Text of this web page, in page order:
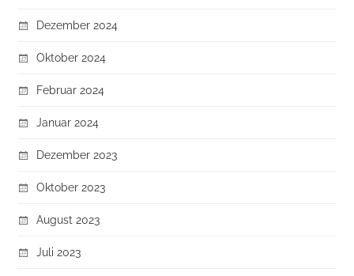
Dezember 2024
Oktober 2024
Februar 2024
Januar 2024
Dezember 2023
Oktober 2023
August 2023
Juli 2023